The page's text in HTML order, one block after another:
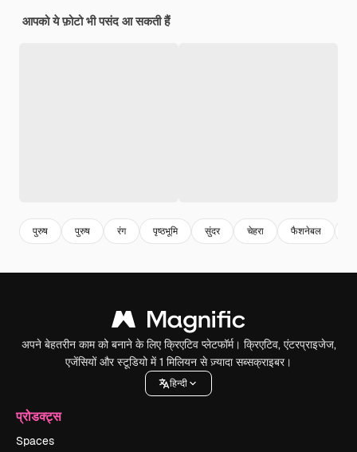
आपको ये फ़ोटो भी पसंद आ सकती हैं
पुरुष पुरुष रंग पृष्ठभूमि सुंदर चेहरा फैशनेबल
अपने बेहतरीन काम को बनाने के लिए क्रिएटिव प्लेटफॉर्म। क्रिएटिव, एंटरप्राइजेज,
एजेंसियों और स्टूडियो में 1 मिलियन से ज़्यादा सब्सक्राइबर।
हिन्दी
प्रोडक्ट्स
Spaces